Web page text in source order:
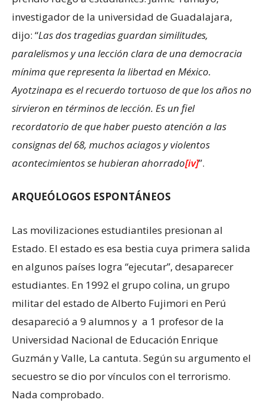
investigador de la universidad de Guadalajara,
dijo: “Las dos tragedias guardan similitudes,
paralelismos y una lección clara de una democracia
mínima que representa la libertad en México.
Ayotzinapa es el recuerdo tortuoso de que los años no
sirvieron en términos de lección. Es un fiel
recordatorio de que haber puesto atención a las
consignas del 68, muchos aciagos y violentos
acontecimientos se hubieran ahorrado[iv]”.
ARQUEÓLOGOS ESPONTÁNEOS
Las movilizaciones estudiantiles presionan al
Estado. El estado es esa bestia cuya primera salida
en algunos países logra “ejecutar”, desaparecer
estudiantes. En 1992 el grupo colina, un grupo
militar del estado de Alberto Fujimori en Perú
desapareció a 9 alumnos y a 1 profesor de la
Universidad Nacional de Educación Enrique
Guzmán y Valle, La cantuta. Según su argumento el
secuestro se dio por vínculos con el terrorismo.
Nada comprobado.